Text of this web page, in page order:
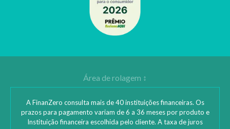
A FinanZero consulta mais de 40 instituições financeiras. Os
prazos para pagamento variam de 6 a 36 meses por produto e
Instituição financeira escolhida pelo cliente. A taxa de juros